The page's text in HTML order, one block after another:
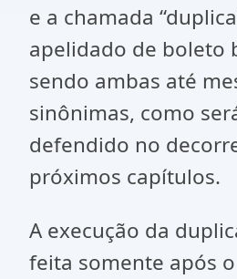
e a chamada
apelidado de boleto
sendo ambas até
sinônimas, como
defendido no
próximos capítulos.
A execução da
feita somente após